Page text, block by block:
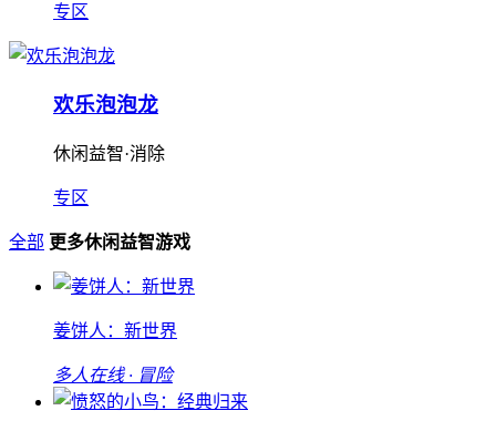
专区
欢乐泡泡龙
休闲益智·消除
专区
全部 更多休闲益智游戏
姜饼人：新世界
多人在线 · 冒险